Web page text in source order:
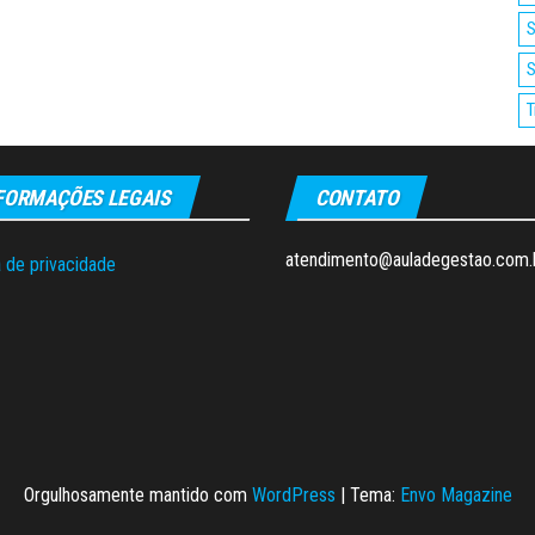
LEGAIS
de privacidade
CONTATO
Orgulhosamente mantido com WordPress | Tema: Envo Magazine